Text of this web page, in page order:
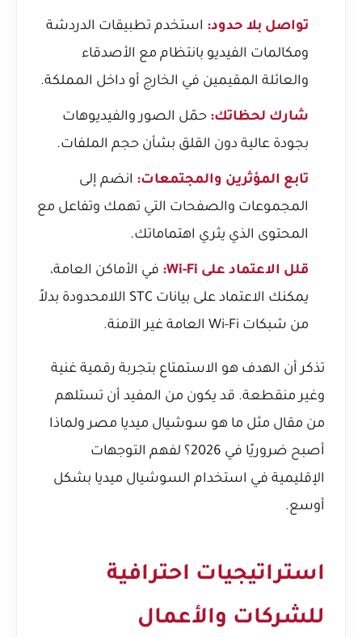
تواصل بلا حدود: استخدم تطبيقات الدردشة
ومكالمات الفيديو بانتظام مع الأصدقاء
والعائلة المقيمين في الخارج أو داخل المملكة.
شارك لحظاتك: حمّل الصور والفيديوهات
بجودة عالية دون القلق بشأن حجم الملفات.
تابع المؤثرين والمجتمعات: انضم إلى
المجموعات والصفحات التي تهمك وتفاعل مع
المحتوى الذي يثري اهتماماتك.
قلل الاعتماد على Wi-Fi:
في الأماكن العامة،
يمكنك الاعتماد على بيانات STC اللامحدودة بدلاً
من شبكات Wi-Fi العامة غير الآمنة.
تذكر أن الهدف هو الاستمتاع بتجربة رقمية غنية
وغير منقطعة. قد يكون من المفيد أن تستلهم
من مقال مثل ما هو سوشيال ميديا مصر ولماذا
أصبح ضروريًا في 2026؟
لفهم التوجهات
الإقليمية في استخدام السوشيال ميديا بشكل
أوسع.
استراتيجيات احترافية
للشركات والأعمال